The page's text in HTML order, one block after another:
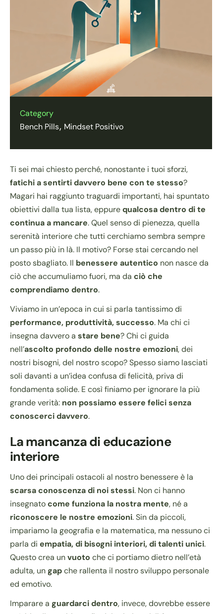
Category
Bench Pills Mindset Positivo
Ti sei mai chiesto perché, nonostante i tuoi sforzi,
fatichi a sentirti davvero bene con te stesso?
Magari hai raggiunto traguardi importanti, hai spuntato
obiettivi dalla tua lista, eppurequalcosa dentro di te
continua a mancare. Quel senso di pienezza, quella
serenità interiore che tutti cerchiamo sembra sempre
un passo più in là. Il motivo? Forse stai cercando nel
posto sbagliato. Il benessere autentico non nasce da
ciò che accumuliamo fuori, ma da ciò che
comprendiamo dentro.
Viviamo in un’epoca in cui si parla tantissimo di
performance, produttività, successo. Ma chi ci
insegna davvero a stare bene? Chi ci guida
nell’ascolto profondo delle nostre emozioni, dei
nostri bisogni, del nostro scopo? Spesso siamo lasciati
soli davanti a un’idea confusa di felicità, priva di
fondamenta solide. E così finiamo per ignorare la più
grande verità: non possiamo essere felici senza
conoscerci davvero.
La mancanza di educazione
interiore
Uno dei principali ostacoli al nostro benessere è la
scarsa conoscenza di noi stessi. Non ci hanno
insegnatocome funziona la nostra mente, né a
riconoscere le nostre emozioni. Sin da piccoli,
impariamo la geografia e la matematica, ma nessuno ci
parla di empatia, di bisogni interiori, di talenti unici.
Questo crea unvuoto che ci portiamo dietro nell’età
adulta, ungapche rallenta il nostro sviluppo personale
ed emotivo.
Imparare a guardarci dentro, invece, dovrebbe essere